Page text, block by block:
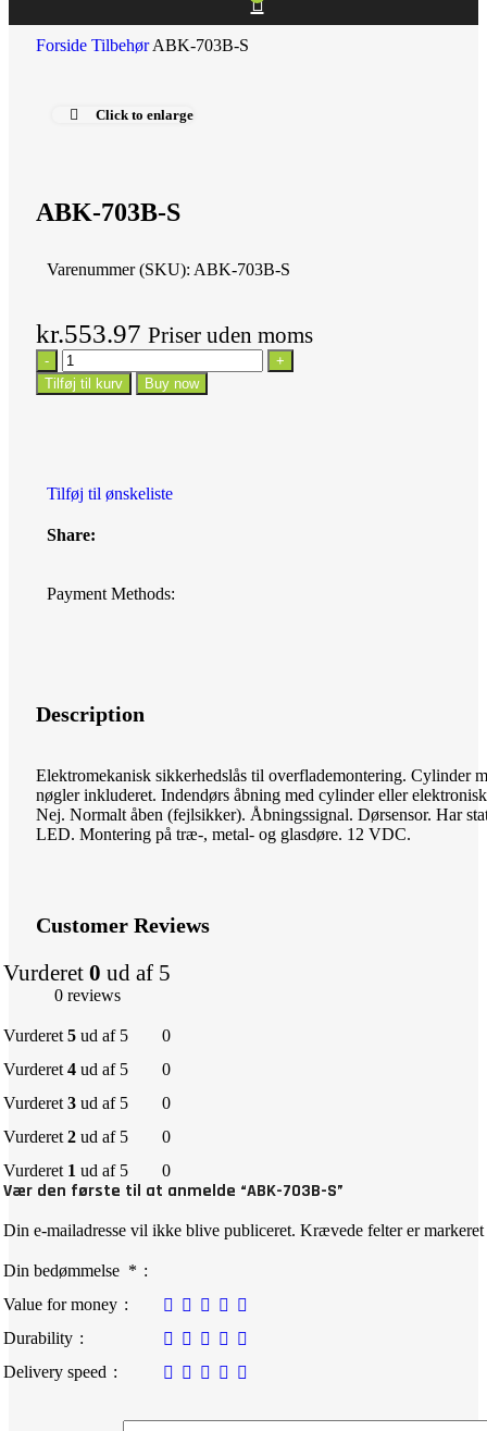
Forside TilbehørABK-703B-S
Click to enlarge
ABK-703B-S
Varenummer (SKU): ABK-703B-S
kr.553.97 Priser uden moms
Tilføj til kurv Buy now
Tilføj til ønskeliste
Share:
Payment Methods:
Description
Elektromekanisk sikkerhedslås til overflademontering. Cylinder
nøgler inkluderet. Indendørs åbning med cylinder eller
Nej. Normalt åben (fejlsikker). Åbningssignal. Dørsensor. Har
LED. Montering på træ-, metal- og glasdøre. 12 VDC.
Customer Reviews
Vurderet 0 ud af 5
0 reviews
Vurderet 5 ud af 5
0
Vurderet 4 ud af 5
0
Vurderet 3 ud af 5
0
Vurderet 2 ud af 5
0
Vurderet 1 ud af 5 0
Vær den første til at anmelde “ABK-703B-S”
Din e-mailadresse vil ikke blive publiceret. Krævede felter er
Din bedømmelse *
Value for money
Durability
Delivery speed